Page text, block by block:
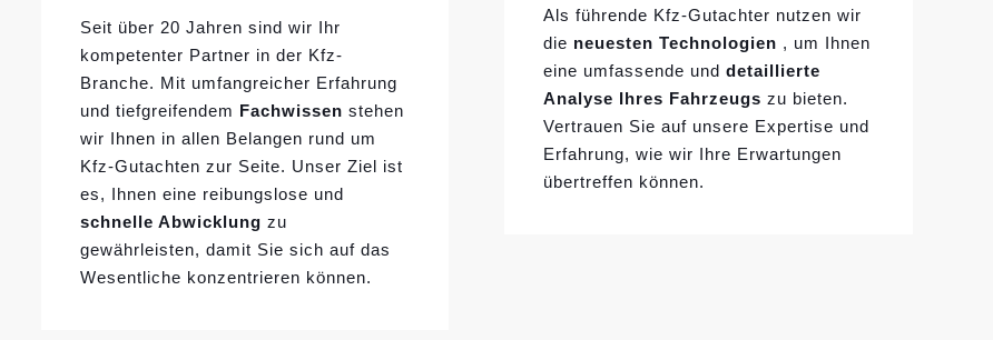
Seit über 20 Jahren sind wir Ihr
kompetenter Partner in der Kfz-
Branche. Mit umfangreicher Erfahrung
und tiefgreifendem Fachwissen stehen
wir Ihnen in allen Belangen rund um
Kfz-Gutachten zur Seite. Unser Ziel ist
es, Ihnen eine reibungslose und
schnelle Abwicklung zu
gewährleisten, damit Sie sich auf das
Wesentliche konzentrieren können.
Als führende Kfz-Gutachter nutzen wir
die neuesten Technologien , um Ihnen
eine umfassende unddetaillierte
Analyse Ihres Fahrzeugs zu bieten.
Vertrauen Sie auf unsere Expertise und
Erfahrung, wie wir Ihre Erwartungen
übertreffen können.